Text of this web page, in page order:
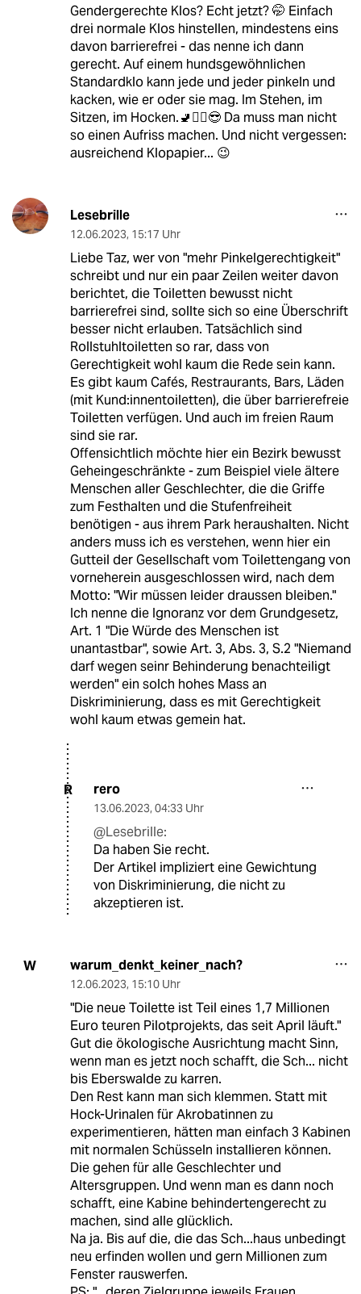
Gendergerechte Klos? Echt jetzt? 🤭 Einfach
drei normale Klos hinstellen, mindestens eins
davon barrierefrei - das nenne ich dann
gerecht. Auf einem hundsgewöhnlichen
Standardklo kann jede und jeder pinkeln und
kacken, wie er oder sie mag. Im Stehen, im
Sitzen, im Hocken.🚽🤸‍♀️😎 Da muss man nicht
so einen Aufriss machen. Und nicht vergessen:
ausreichend Klopapier... 😉
Lesebrille
12.06.2023, 15:17 Uhr
Liebe Taz, wer von "mehr Pinkelgerechtigkeit"
schreibt und nur ein paar Zeilen weiter davon
berichtet, die Toiletten bewusst nicht
barrierefrei sind, sollte sich so eine Überschrift
besser nicht erlauben. Tatsächlich sind
Rollstuhltoiletten so rar, dass von
Gerechtigkeit wohl kaum die Rede sein kann.
Es gibt kaum Cafés, Restraurants, Bars, Läden
(mit Kund:innentoiletten), die über barrierefreie
Toiletten verfügen. Und auch im freien Raum
sind sie rar.
Offensichtlich möchte hier ein Bezirk bewusst
Geheingeschränkte - zum Beispiel viele ältere
Menschen aller Geschlechter, die die Griffe
zum Festhalten und die Stufenfreiheit
benötigen - aus ihrem Park heraushalten. Nicht
anders muss ich es verstehen, wenn hier ein
Gutteil der Gesellschaft vom Toilettengang von
vorneherein ausgeschlossen wird, nach dem
Motto: "Wir müssen leider draussen bleiben."
Ich nenne die Ignoranz vor dem Grundgesetz,
Art. 1 "Die Würde des Menschen ist
unantastbar", sowie Art. 3, Abs. 3, S.2 "Niemand
darf wegen seinr Behinderung benachteiligt
werden" ein solch hohes Mass an
Diskriminierung, dass es mit Gerechtigkeit
wohl kaum etwas gemein hat.
R rero
13.06.2023, 04:33 Uhr
@Lesebrille:
Da haben Sie recht.
Der Artikel impliziert eine Gewichtung
von Diskriminierung, die nicht zu
akzeptieren ist.
W warum_denkt_keiner_nach?
12.06.2023, 15:10 Uhr
"Die neue Toilette ist Teil eines 1,7 Millionen
Euro teuren Pilotprojekts, das seit April läuft."
Gut die ökologische Ausrichtung macht Sinn,
wenn man es jetzt noch schafft, die Sch... nicht
bis Eberswalde zu karren.
Den Rest kann man sich klemmen. Statt mit
Hock-Urinalen für Akrobatinnen zu
experimentieren, hätten man einfach 3 Kabinen
mit normalen Schüsseln installieren können.
Die gehen für alle Geschlechter und
Altersgruppen. Und wenn man es dann noch
schafft, eine Kabine behindertengerecht zu
machen, sind alle glücklich.
Na ja. Bis auf die, die das Sch...haus unbedingt
neu erfinden wollen und gern Millionen zum
Fenster rauswerfen.